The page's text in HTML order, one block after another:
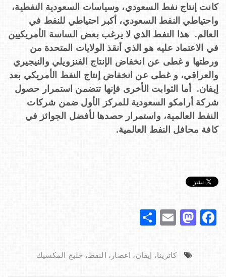
كانت إنتاج نفط السعودي، وسياسات السعودية النفطية،
واحتياطي النفط السعودي، أكبر احتياطي للنفط في
العالم. هذا النفط الذي لا يرغب بعض الساسة الأمريكيين
في الاعتماد عليه هو الذي أنقذ الولايات المتحدة من
ورطتها و غطى عن انخفاض الإنتاج الفنزويلي والنيجيري
والعراقي، و غطى عن انخفاض إنتاج النفط الأمريكي بعد
إيفان. أما الثوابت الأخرى فإنها تتضمن استمرار حصول
شركة أرامكو السعودية للمركز الأول ضمن شركات
النفط العالمية، واستمرار حصدها لأفضل الجوائز في
كافة محافل النفط العالمية.
F
M
st
E
ai
ar
e
كاترينا، إيفان، اعصار، النفط، خليج المكسيك